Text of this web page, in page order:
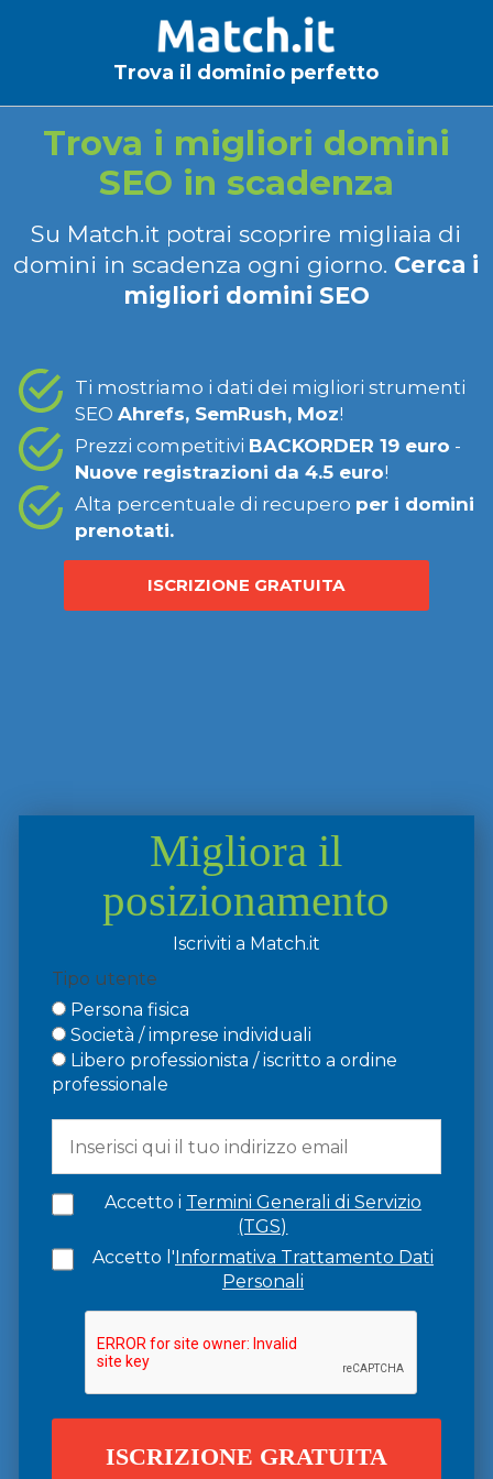
Trova il dominio perfetto
Trova i migliori domini
SEO in scadenza
Su Match.it potrai scoprire migliaia di
domini in scadenza ogni giorno. Cerca i
migliori domini SEO
Ti mostriamo i dati dei migliori strumenti
SEO Ahrefs, SemRush, Moz!
Prezzi competitivi BACKORDER 19 euro -
Nuove registrazioni da 4.5 euro!
Alta percentuale di recupero per i domini
prenotati.
ISCRIZIONE GRATUITA
Migliora il
posizionamento
Iscriviti a Match.it
Tipo utente
Persona fisica
Società / imprese individuali
Libero professionista / iscritto a ordine
professionale
Accetto i Termini Generali di Servizio
(TGS)
Accetto l'Informativa Trattamento Dati
Personali